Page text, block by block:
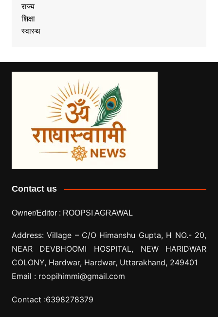
राज्य
शिक्षा
स्वास्थ
Contact us
Owner/Editor : ROOPSI AGRAWAL
Address: Village – C/O Himanshu Gupta, H NO.- 20,
NEAR DEVBHOOMI HOSPITAL, NEW HARIDWAR
COLONY, Hardwar, Hardwar, Uttarakhand, 249401
Email : roopihimmi@gmail.com
Contact :6398278379